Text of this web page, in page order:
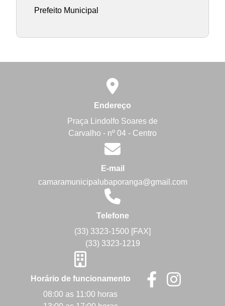
Prefeito Municipal
Endereço
Praça Lindolfo Soares de
Carvalho - nº 04 - Centro
E-mail
camaramunicipalubaporanga@gmail.com
Telefone
(33) 3323-1500 [FAX]
(33) 3323-1219
Horário de funcionamento
08:00 as 11:00 horas